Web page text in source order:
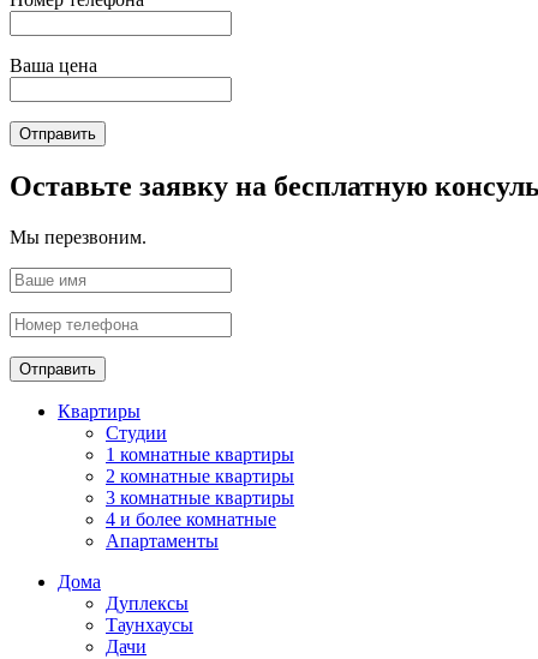
Ваша цена
Отправить
Оставьте заявку на бесплатную
Мы перезвоним.
Отправить
Квартиры
Студии
1 комнатные квартиры
2 комнатные квартиры
3 комнатные квартиры
4 и более комнатные
Апартаменты
Дома
Дуплексы
Таунхаусы
Дачи